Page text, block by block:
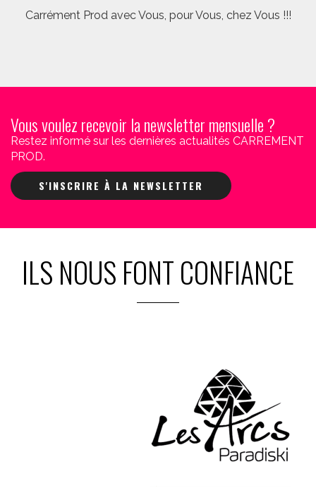
Carrément Prod avec Vous, pour Vous, chez Vous !!!
Vous voulez recevoir la newsletter mensuelle ?
Restez informé sur les dernières actualités CARREMENT
PROD.
S'INSCRIRE À LA NEWSLETTER
ILS NOUS FONT CONFIANCE